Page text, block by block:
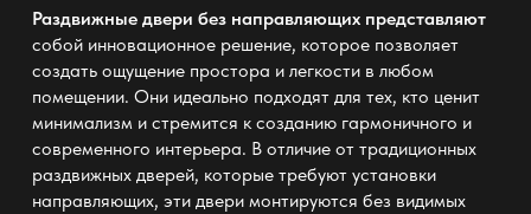
Раздвижные двери без направляющих представляют
собой инновационное решение, которое позволяет
создать ощущение простора и легкости в любом
помещении. Они идеально подходят для тех, кто ценит
минимализм и стремится к созданию гармоничного и
современного интерьера. В отличие от традиционных
раздвижных дверей, которые требуют установки
направляющих, эти двери монтируются без видимых